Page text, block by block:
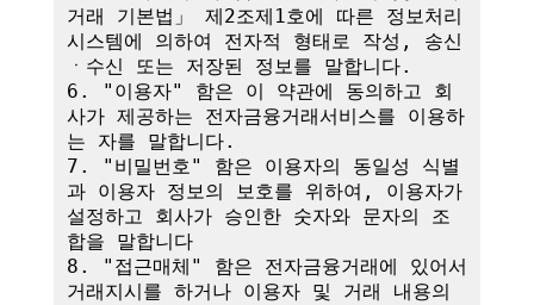
거래 기본법」 제2조제1호에 따른 정보처리
시스템에 의하여 전자적 형태로 작성, 송신
ㆍ수신 또는 저장된 정보를 말합니다.
6. "이용자" 함은 이 약관에 동의하고 회
사가 제공하는 전자금융거래서비스를 이용하
는 자를 말합니다.
7. "비밀번호" 함은 이용자의 동일성 식별
과 이용자 정보의 보호를 위하여, 이용자가
설정하고 회사가 승인한 숫자와 문자의 조
합을 말합니다
8. "접근매체" 함은 전자금융거래에 있어서
거래지시를 하거나 이용자 및 거래 내용의